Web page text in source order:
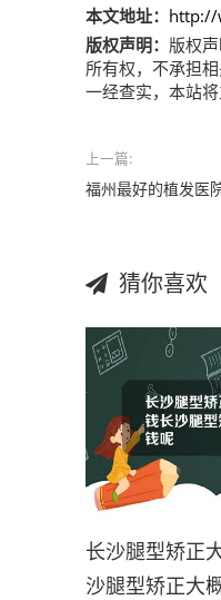
本文地址： http://
版权声明： 版权声
所有权，不承担
一经查实，本站将
上一篇:
福州最好的植发医
猜你喜欢
长沙腿型矫正
沙腿型矫正大